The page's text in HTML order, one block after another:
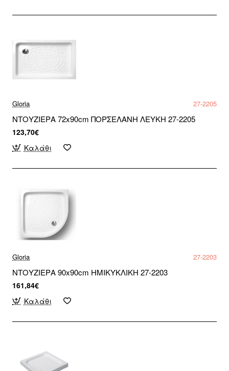
Gloria 27-2205
ΝΤΟΥΖΙΕΡΑ 72x90cm ΠΟΡΣΕΛΑΝΗ ΛΕΥΚΗ 27-2205
123,70€
Καλάθι
Gloria 27-2203
ΝΤΟΥΖΙΕΡΑ 90x90cm ΗΜΙΚΥΚΛΙΚΗ 27-2203
161,84€
Καλάθι